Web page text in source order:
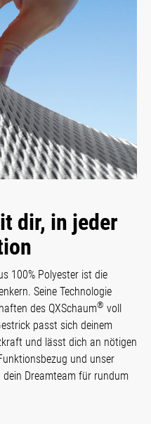
dir, in jeder
100% Polyester ist die
Seine Technologie
des QXSchaum® voll
passt sich deinem
und lässt dich an nötigen
und unser
dein Dreamteam für rundum